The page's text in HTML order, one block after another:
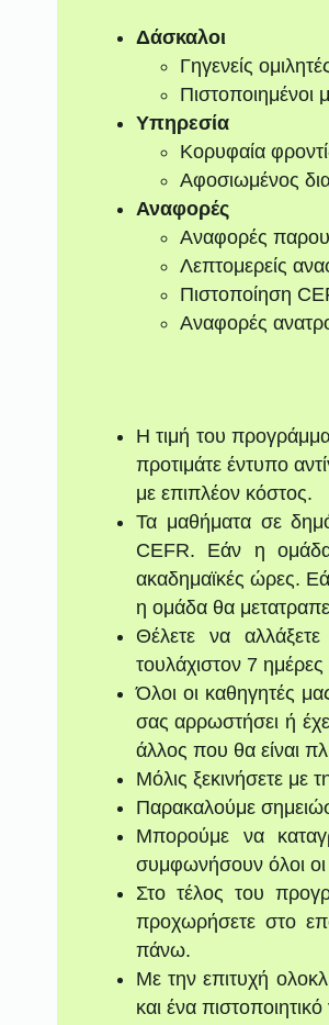
Δάσκαλοι
Γηγενείς
Πιστοποιημένοι
Υπηρεσία
Κορυφαία
Αφοσιωμένος
Αναφορές
Αναφορές
Λεπτομερείς
Πιστοποίηση
Αναφορές
Η τιμή του
προτιμάτε έντυπο
με επιπλέον κόστος.
Τα μαθήματα σε
CEFR. Εάν η
ακαδημαϊκές ώρες.
η ομάδα θα
Θέλετε να
τουλάχιστον 7
Όλοι οι καθηγητές
σας αρρωστήσει ή
άλλος που θα είναι
Μόλις ξεκινήσετε με
Παρακαλούμε
Μπορούμε να
συμφωνήσουν όλοι
Στο τέλος του
προχωρήσετε στο
πάνω.
Με την επιτυχή
και ένα